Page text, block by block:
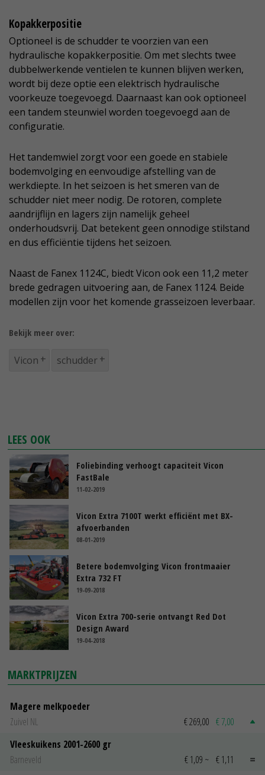
Kopakkerpositie
Optioneel is de schudder te voorzien van een
hydraulische kopakkerpositie. Om met slechts twee
dubbelwerkende ventielen te kunnen blijven werken,
wordt bij deze optie een elektrisch hydraulische
voorkeuze toegevoegd. Daarnaast kan ook optioneel
een tandem steunwiel worden toegevoegd aan de
configuratie.
Het tandemwiel zorgt voor een goede en stabiele
bodemvolging en eenvoudige afstelling van de
werkdiepte. In het seizoen is het smeren van de
schudder niet meer nodig. De rotoren, complete
aandrijflijn en lagers zijn namelijk geheel
onderhoudsvrij. Dat betekent geen onnodige stilstand
en dus efficiëntie tijdens het seizoen.
Naast de Fanex 1124C, biedt Vicon ook een 11,2 meter
brede gedragen uitvoering aan, de Fanex 1124. Beide
modellen zijn voor het komende grasseizoen leverbaar.
Bekijk meer over:
Vicon schudder
LEES OOK
Foliebinding verhoogt capaciteit Vicon
FastBale
11-02-2019
Vicon Extra 7100T werkt efficiënt met BX-
afvoerbanden
08-01-2019
Betere bodemvolging Vicon frontmaaier
Extra 732 FT
19-09-2018
Vicon Extra 700-serie ontvangt Red Dot
Design Award
19-04-2018
MARKTPRIJZEN
Magere melkpoeder
Zuivel NL
€ 269,00 € 7,00
Vleeskuikens 2001-2600 gr
Barneveld
€ 1,09 ~ € 1,11